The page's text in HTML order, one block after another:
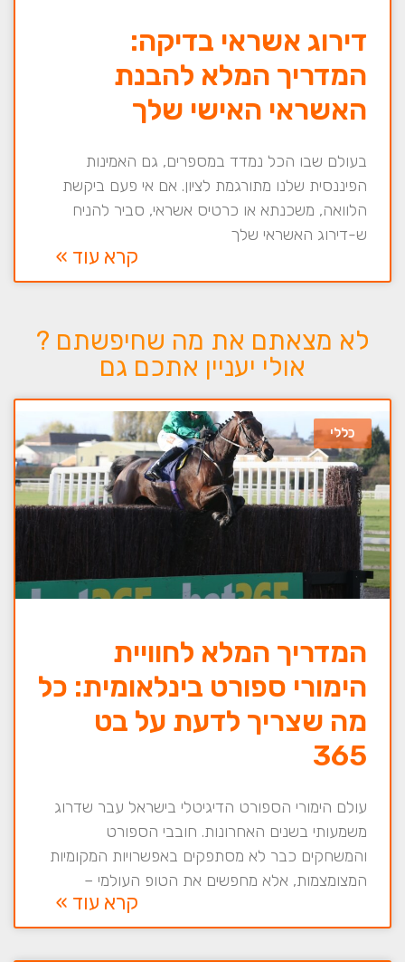
דירוג אשראי בדיקה:
המדריך המלא להבנת
האשראי האישי שלך
בעולם שבו הכל נמדד במספרים, גם האמינות
הפיננסית שלנו מתורגמת לציון. אם אי פעם ביקשת
הלוואה, משכנתא או כרטיס אשראי, סביר להניח
ש-דירוג האשראי שלך
קרא עוד »
לא מצאתם את מה שחיפשתם ?
אולי יעניין אתכם גם
כללי
המדריך המלא לחוויית
הימורי ספורט בינלאומית: כל
מה שצריך לדעת על בט
365
עולם הימורי הספורט הדיגיטלי בישראל עבר שדרוג
משמעותי בשנים האחרונות. חובבי הספורט
והמשחקים כבר לא מסתפקים באפשרויות המקומיות
המצומצמות, אלא מחפשים את הטופ העולמי –
קרא עוד »